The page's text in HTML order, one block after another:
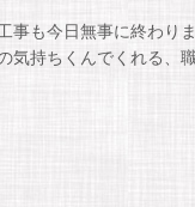
事も今日無事に終わり
気持ちくんでくれる、